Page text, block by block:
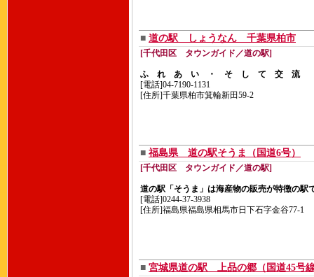
■ 道の駅 しょうなん 千葉県柏市
[千代田区 タウンガイド／道の駅]
ふ れ あ い ・ そ し て 交 流
[電話]04-7190-1131
[住所]千葉県柏市箕輪新田59-2
■ 福島県 道の駅そうま（国道6号）
[千代田区 タウンガイド／道の駅]
道の駅「そうま」は海産物の販売が特徴の駅
[電話]0244-37-3938
[住所]福島県福島県相馬市日下石字金谷77-1
■ 宮城県道の駅 上品の郷（国道45号